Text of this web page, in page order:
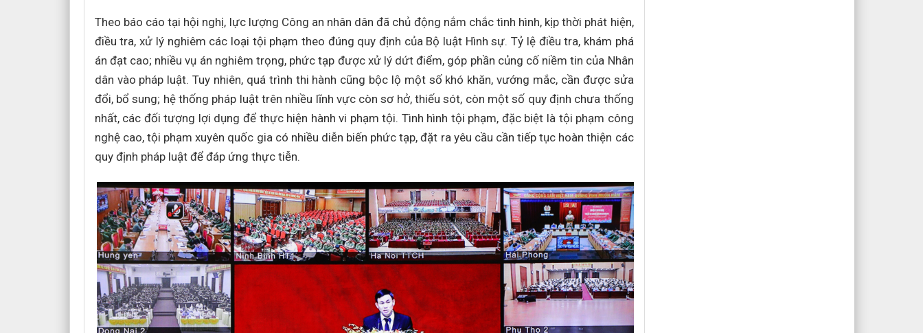
Theo báo cáo tại hội nghị, lực lượng Công an nhân dân đã chủ động nắm chắc tình hình, kịp thời phát hiện,
điều tra, xử lý nghiêm các loại tội phạm theo đúng quy định của Bộ luật Hình sự. Tỷ lệ điều tra, khám phá
án đạt cao; nhiều vụ án nghiêm trọng, phức tạp được xử lý dứt điểm, góp phần củng cố niềm tin của Nhân
dân vào pháp luật. Tuy nhiên, quá trình thi hành cũng bộc lộ một số khó khăn, vướng mắc, cần được sửa
đổi, bổ sung; hệ thống pháp luật trên nhiều lĩnh vực còn sơ hở, thiếu sót, còn một số quy định chưa thống
nhất, các đối tượng lợi dụng để thực hiện hành vi phạm tội. Tình hình tội phạm, đặc biệt là tội phạm công
nghệ cao, tội phạm xuyên quốc gia có nhiều diễn biến phức tạp, đặt ra yêu cầu cần tiếp tục hoàn thiện các
quy định pháp luật để đáp ứng thực tiễn.